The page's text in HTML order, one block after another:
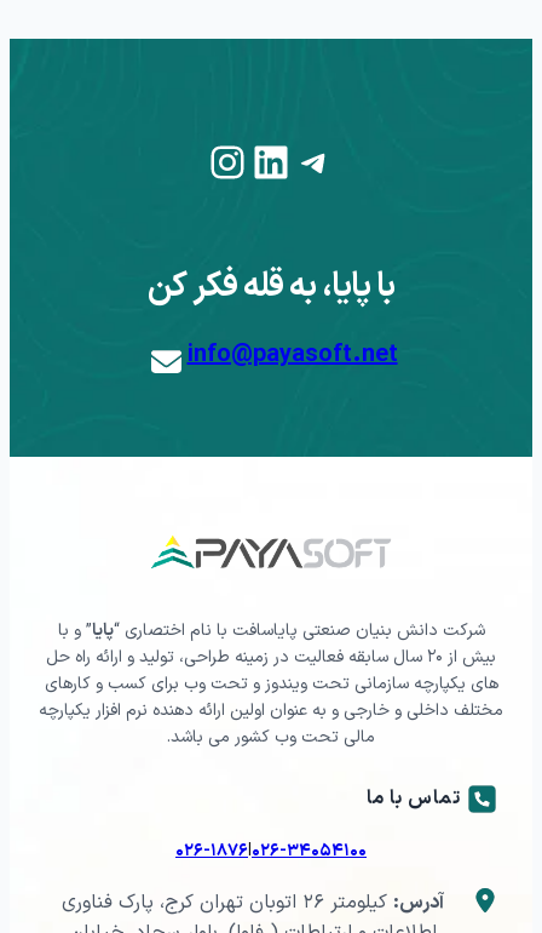
Telegram
LinkedIn
Instagram
با پایا، به قله فکر کن
info@payasoft.net
شرکت دانش بنیان صنعتی پایاسافت با نام اختصاری “پایا” و با
بیش از ۲۰ سال سابقه فعالیت در زمینه طراحی، تولید و ارائه راه حل
های یکپارچه سازمانی تحت ویندوز و تحت وب برای کسب و کارهای
مختلف داخلی و خارجی و به عنوان اولین ارائه دهنده نرم افزار یکپارچه
مالی تحت وب کشور می باشد.
تماس با ما
۰۲۶-۳۴۰۵۴۱۰۰|۰۲۶-۱۸۷۶
آدرس:
کیلومتر ۲۶ اتوبان تهران کرج، پارک فناوری